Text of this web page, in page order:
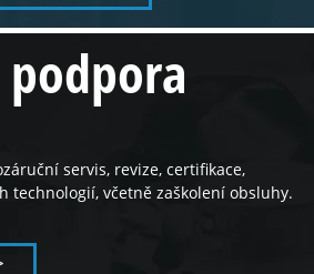
servis, revize, certifikace,
technologií, včetně zaškolení obsluhy.